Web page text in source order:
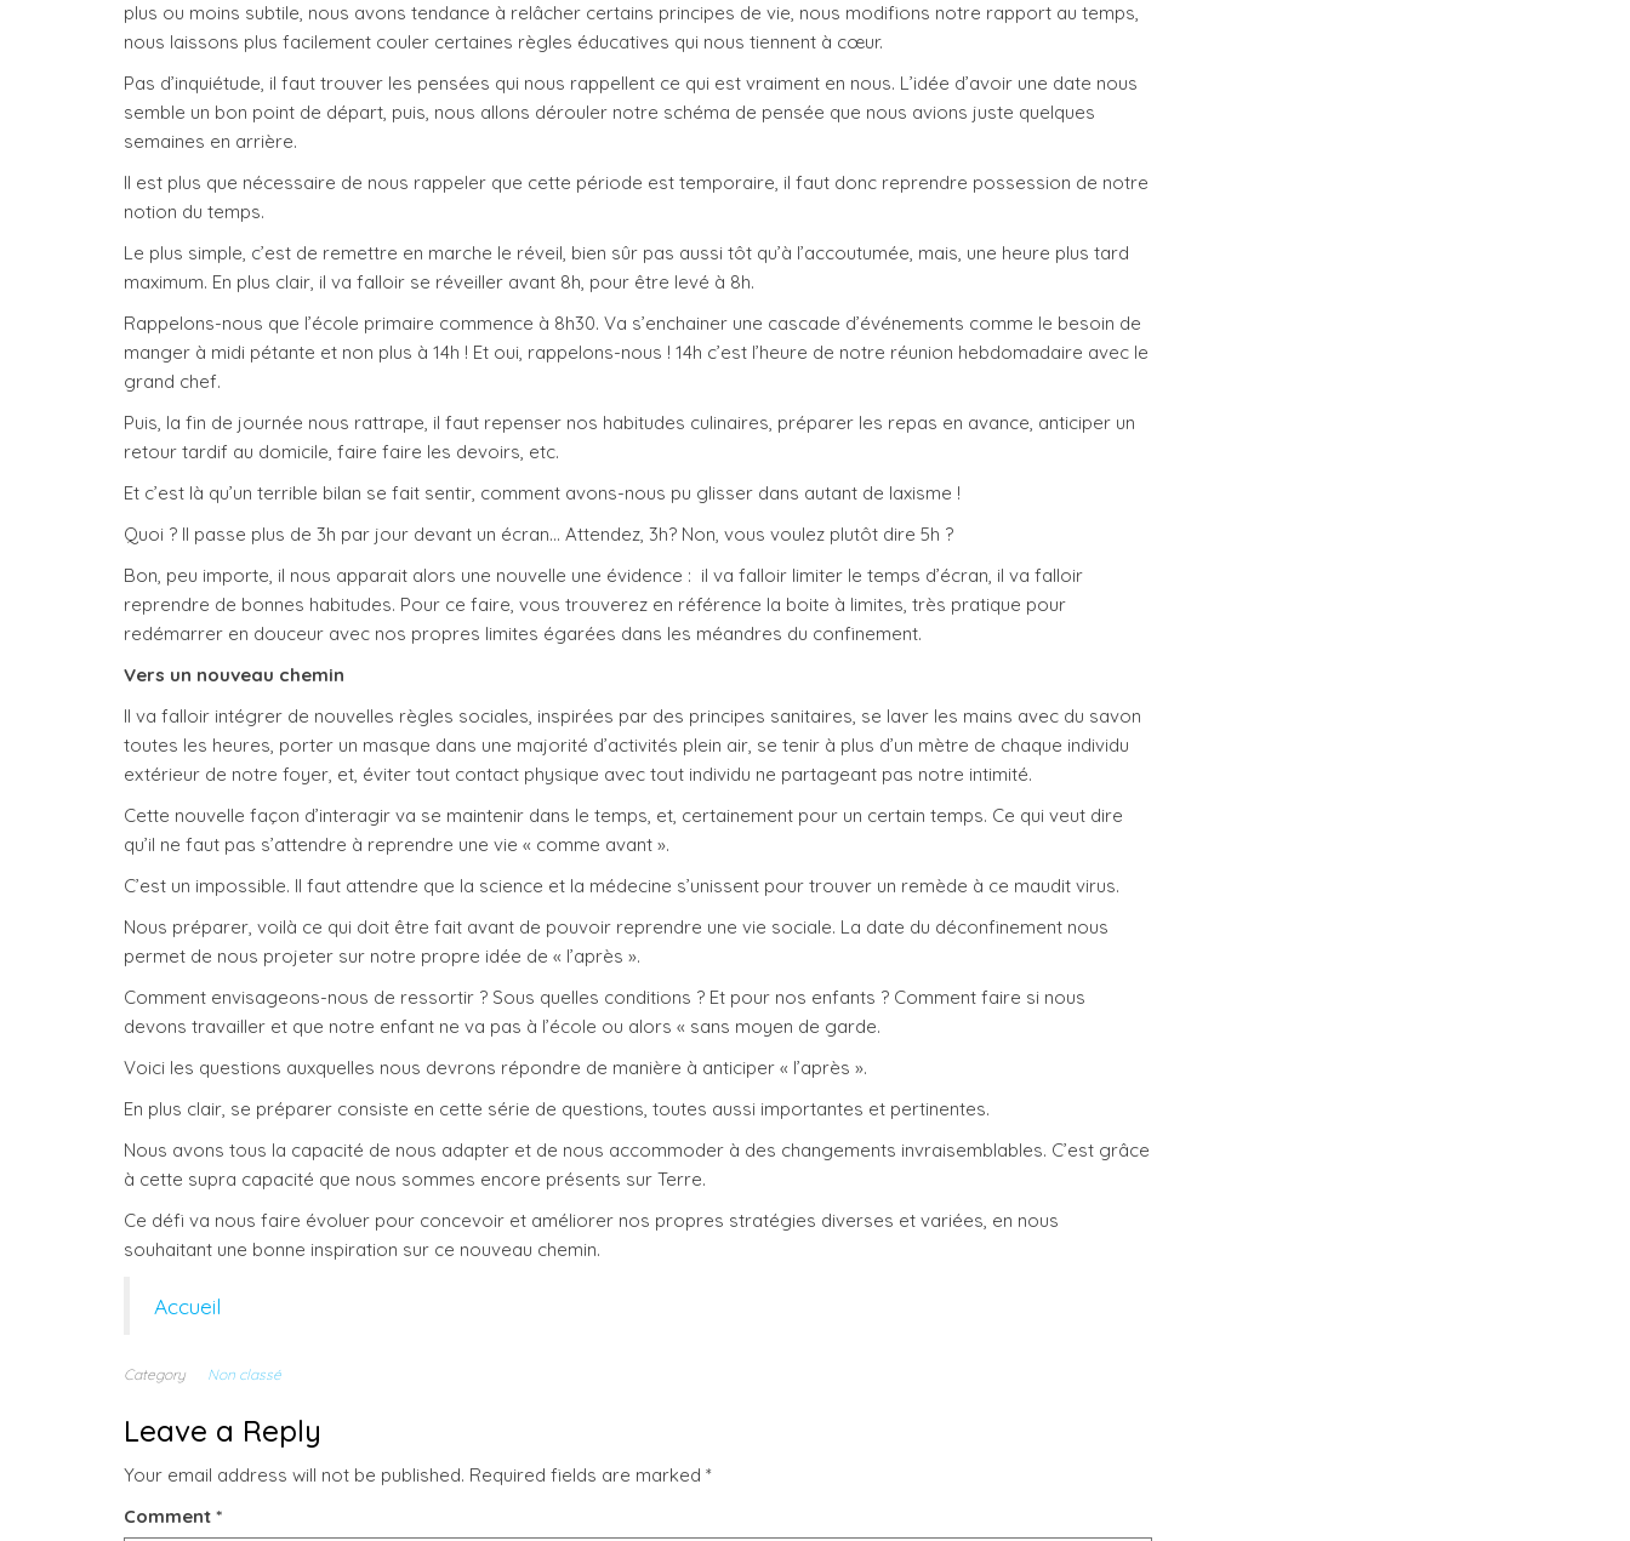
plus ou moins subtile, nous avons tendance à relâcher certains principes de vie, nous modifions notre rapport au temps,
nous laissons plus facilement couler certaines règles éducatives qui nous tiennent à cœur.
Pas d’inquiétude, il faut trouver les pensées qui nous rappellent ce qui est vraiment en nous. L’idée d’avoir une date nous
semble un bon point de départ, puis, nous allons dérouler notre schéma de pensée que nous avions juste quelques
semaines en arrière.
Il est plus que nécessaire de nous rappeler que cette période est temporaire, il faut donc reprendre possession de notre
notion du temps.
Le plus simple, c’est de remettre en marche le réveil, bien sûr pas aussi tôt qu’à l’accoutumée, mais, une heure plus tard
maximum. En plus clair, il va falloir se réveiller avant 8h, pour être levé à 8h.
Rappelons-nous que l’école primaire commence à 8h30. Va s’enchainer une cascade d’événements comme le besoin de
manger à midi pétante et non plus à 14h ! Et oui, rappelons-nous ! 14h c’est l’heure de notre réunion hebdomadaire avec le
grand chef.
Puis, la fin de journée nous rattrape, il faut repenser nos habitudes culinaires, préparer les repas en avance, anticiper un
retour tardif au domicile, faire faire les devoirs, etc.
Et c’est là qu’un terrible bilan se fait sentir, comment avons-nous pu glisser dans autant de laxisme !
Quoi ? Il passe plus de 3h par jour devant un écran… Attendez, 3h? Non, vous voulez plutôt dire 5h ?
Bon, peu importe, il nous apparait alors une nouvelle une évidence : il va falloir limiter le temps d’écran, il va falloir
reprendre de bonnes habitudes. Pour ce faire, vous trouverez en référence la boite à limites, très pratique pour
redémarrer en douceur avec nos propres limites égarées dans les méandres du confinement.
Vers un nouveau chemin
Il va falloir intégrer de nouvelles règles sociales, inspirées par des principes sanitaires, se laver les mains avec du savon
toutes les heures, porter un masque dans une majorité d’activités plein air, se tenir à plus d’un mètre de chaque individu
extérieur de notre foyer, et, éviter tout contact physique avec tout individu ne partageant pas notre intimité.
Cette nouvelle façon d’interagir va se maintenir dans le temps, et, certainement pour un certain temps. Ce qui veut dire
qu’il ne faut pas s’attendre à reprendre une vie « comme avant ».
C’est un impossible. Il faut attendre que la science et la médecine s’unissent pour trouver un remède à ce maudit virus.
Nous préparer, voilà ce qui doit être fait avant de pouvoir reprendre une vie sociale. La date du déconfinement nous
permet de nous projeter sur notre propre idée de « l’après ».
Comment envisageons-nous de ressortir ? Sous quelles conditions ? Et pour nos enfants ? Comment faire si nous
devons travailler et que notre enfant ne va pas à l’école ou alors « sans moyen de garde.
Voici les questions auxquelles nous devrons répondre de manière à anticiper « l’après ».
En plus clair, se préparer consiste en cette série de questions, toutes aussi importantes et pertinentes.
Nous avons tous la capacité de nous adapter et de nous accommoder à des changements invraisemblables. C’est grâce
à cette supra capacité que nous sommes encore présents sur Terre.
Ce défi va nous faire évoluer pour concevoir et améliorer nos propres stratégies diverses et variées, en nous
souhaitant une bonne inspiration sur ce nouveau chemin.
Accueil
Category Non classé
Leave a Reply
Your email address will not be published. Required fields are marked *
Comment *